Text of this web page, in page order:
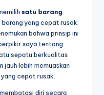
satu barang
yang cepat rusak.
bahwa prinsip ini
saya tentang
sepatu berkualitas
lebih memuaskan
cepat rusak.
diri secara